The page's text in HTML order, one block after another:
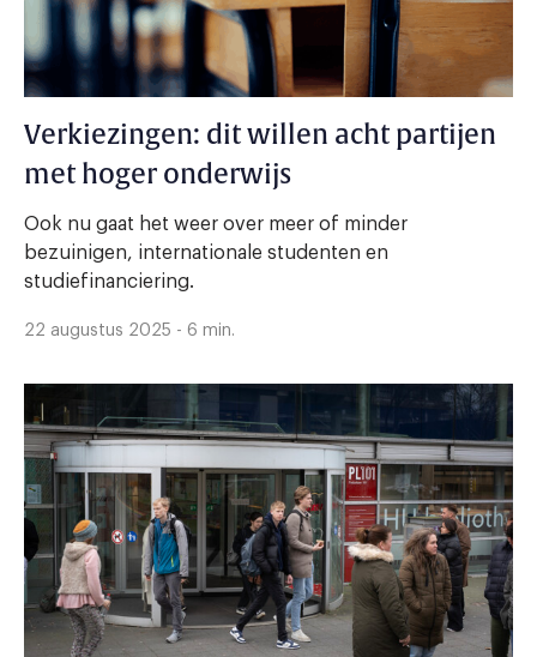
Verkiezingen: dit willen acht partijen
met hoger onderwijs
Ook nu gaat het weer over meer of minder
bezuinigen, internationale studenten en
studiefinanciering.
22 augustus 2025 - 6 min.